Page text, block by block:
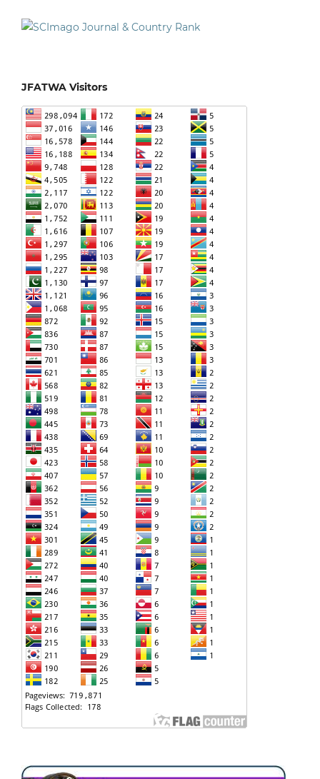
JFATWA Visitors